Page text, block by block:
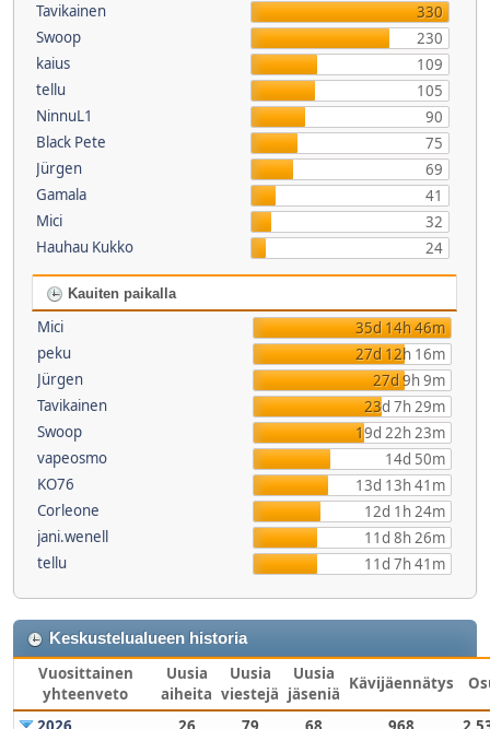
Tavikainen
330
Swoop
230
kaius
109
tellu
105
NinnuL1
90
Black Pete
75
Jürgen
69
Gamala
41
Mici
32
Hauhau Kukko
24
Kauiten paikalla
Mici
35d 14h 46m
peku
27d 12h 16m
Jürgen
27d 9h 9m
Tavikainen
23d 7h 29m
Swoop
19d 22h 23m
vapeosmo
14d 50m
KO76
13d 13h 41m
Corleone
12d 1h 24m
jani.wenell
11d 8h 26m
tellu
11d 7h 41m
Keskustelualueen historia
Vuosittainen
yhteenveto
Uusia
aiheita
Uusia
viestejä
Uusia
jäseniä
Kävijäennätys